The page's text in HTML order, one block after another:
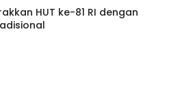
HUT ke-81 RI dengan